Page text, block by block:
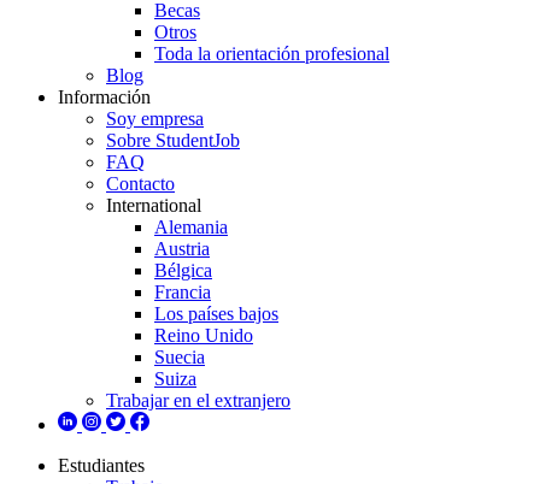
Becas
Otros
Toda la orientación profesional
Blog
Información
Soy empresa
Sobre StudentJob
FAQ
Contacto
International
Alemania
Austria
Bélgica
Francia
Los países bajos
Reino Unido
Suecia
Suiza
Trabajar en el extranjero
Estudiantes